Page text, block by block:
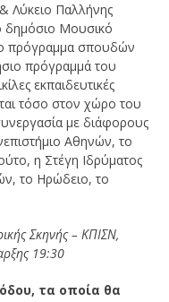
Λύκειο Παλλήνης
δημόσιο Μουσικό
πρόγραμμα σπουδών
πρόγραμμά του
εκπαιδευτικές
τόσο στον χώρο του
με διάφορους
Αθηνών, το
η Στέγη Ιδρύματος
το Ηρώδειο, το
Σκηνής – ΚΠΙΣΝ,
19:30
τα οποία θα